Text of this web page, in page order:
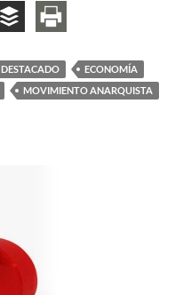
DESTACADO
ECONOMÍA
MOVIMIENTO ANARQUISTA